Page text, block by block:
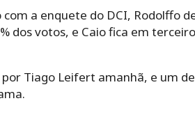
a enquete do DCI, Rodolffo
dos votos, e Caio fica em
Tiago Leifert amanhã, e um